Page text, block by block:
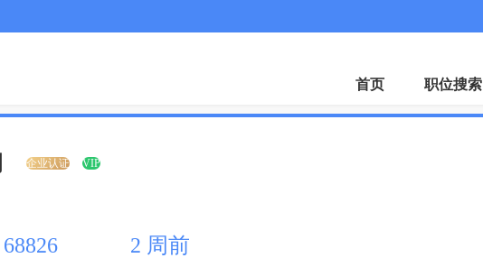
微信
首页 职位搜索
企业认证 VIP
68826 2 周前